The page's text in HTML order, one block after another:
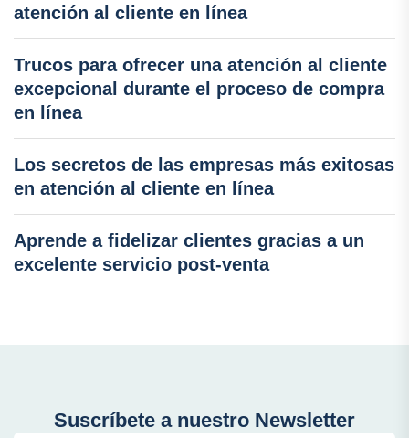
atención al cliente en línea
Trucos para ofrecer una atención al cliente
excepcional durante el proceso de compra
en línea
Los secretos de las empresas más exitosas
en atención al cliente en línea
Aprende a fidelizar clientes gracias a un
excelente servicio post-venta
Suscríbete a nuestro Newsletter